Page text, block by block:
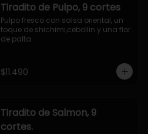
Tiradito de Pulpo, 9 cortes
Pulpo fresco con salsa oriental, un
toque de shichimi,cebollin y una flor
de palta.
$11.490
Tiradito de Salmon, 9
cortes.